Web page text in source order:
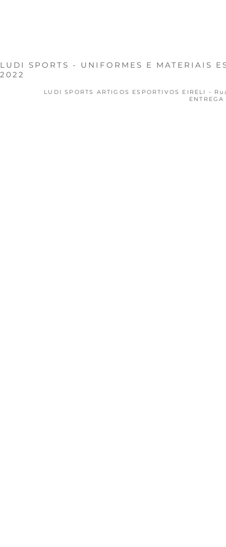
LUDI SPORTS - UNIFORMES E MATERIAIS
2022
LUDI SPORTS ARTIGOS ESPORTIVOS EIRELI -